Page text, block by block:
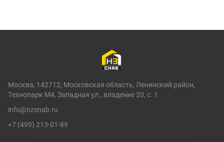
Москва, 142712, Московская область, Ленинский район,
Технопарк М4, Западная ул., владение 20, с. 1
info@nzsnab.ru
+7 (499) 213-01-89